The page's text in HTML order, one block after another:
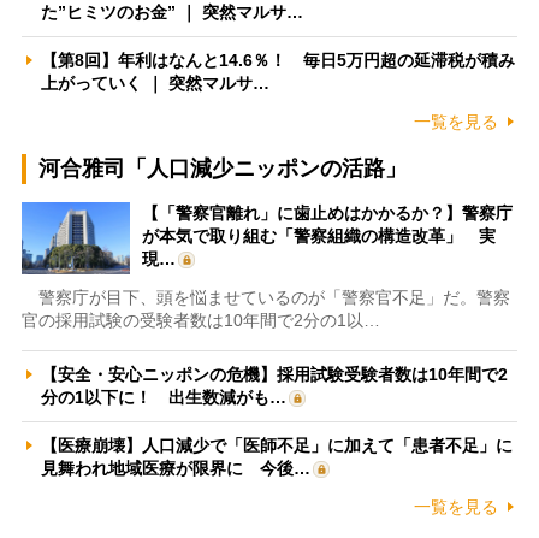
た”ヒミツのお金” ｜ 突然マルサ…
【第8回】年利はなんと14.6％！ 毎日5万円超の延滞税が積み
上がっていく ｜ 突然マルサ…
一覧を見る
河合雅司「人口減少ニッポンの活路」
【「警察官離れ」に歯止めはかかるか？】警察庁
が本気で取り組む「警察組織の構造改革」 実
現…
警察庁が目下、頭を悩ませているのが「警察官不足」だ。警察
官の採用試験の受験者数は10年間で2分の1以…
【安全・安心ニッポンの危機】採用試験受験者数は10年間で2
分の1以下に！ 出生数減がも…
【医療崩壊】人口減少で「医師不足」に加えて「患者不足」に
見舞われ地域医療が限界に 今後…
一覧を見る